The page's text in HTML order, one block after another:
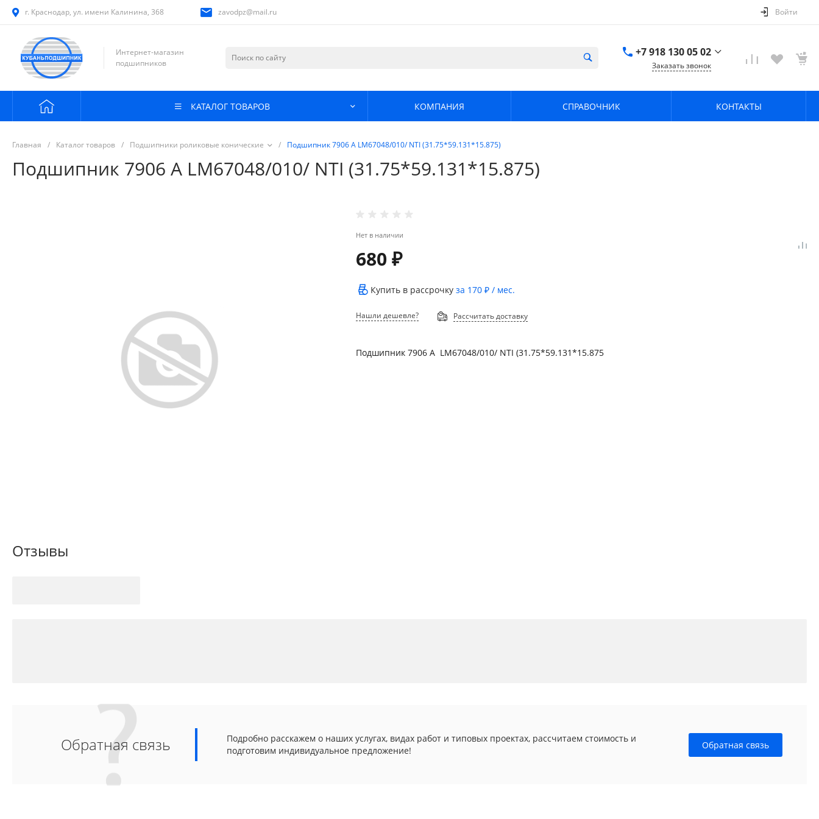
г. Краснодар, ул. имени Калинина, 368 zavodpz@mail.ru Войти
Интернет-магазин
подшипников
+7 918 130 05 02
Заказать звонок
КАТАЛОГ ТОВАРОВ КОМПАНИЯ СПРАВОЧНИК КОНТАКТЫ
Главная / Каталог товаров / Подшипники роликовые конические / Подшипник 7906 А LM67048/010/ NTI (31.75*59.131*15.875)
Подшипник 7906 А LM67048/010/ NTI (31.75*59.131*15.875)
Нет в наличии
680 ₽
Купить в рассрочкуза 170 ₽ / мес.
Нашли дешевле? Рассчитать доставку
Подшипник 7906 А LM67048/010/ NTI (31.75*59.131*15.875
Отзывы
Обратная связь
Подробно расскажем о наших услугах, видах работ и типовых проектах, рассчитаем стоимость и
подготовим индивидуальное предложение!
Обратная связь